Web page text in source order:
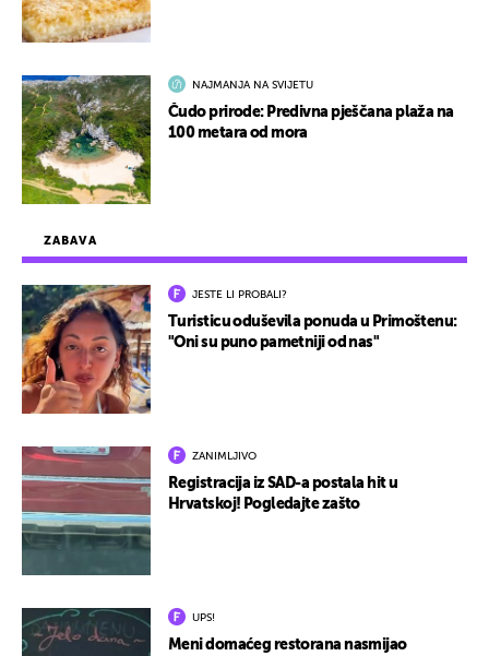
ZABAVA
JESTE LI PROBALI?
Turisticu oduševila ponuda u Primoštenu:
"Oni su puno pametniji od nas"
ZANIMLJIVO
Registracija iz SAD-a postala hit u
Hrvatskoj! Pogledajte zašto
UPS!
Meni domaćeg restorana nasmijao
NAJMANJA NA SVIJETU
Čudo prirode: Predivna pješčana plaža na
100 metara od mora